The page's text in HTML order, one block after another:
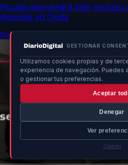
GESTIONAR
Utilizamos cookies propias y de
experiencia de navegación. Puedes
o gestionar tus preferencias.
Aceptar
Denegar
Ver
Cookies
Fiscalía intervendrá ante rechazo
menores en Ceuta
hace 3h